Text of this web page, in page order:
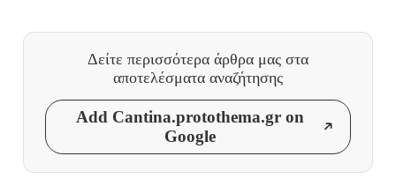
Δείτε περισσότερα άρθρα μας στα
αποτελέσματα αναζήτησης
Add Cantina.protothema.gr on
Google